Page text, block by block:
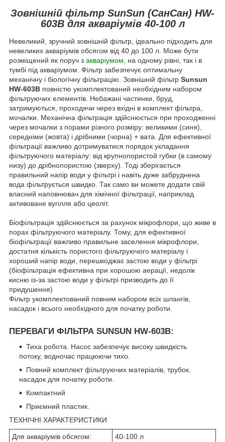
Зовнішній фільтр SunSun (СанСан) HW-
603B для акваріумів 40-100 л
Невеликий, зручний зовнішній фільтр, ідеально підходить для
невеликих акваріумів обсягом від 40 до 100 л. Може бути
розміщений як поруч з акваріумом, на одному рівні, так і в
тумбі під акваріумом. Фільтр забезпечує оптимальну
механічну і біологічну фільтрацію. Зовнішній фільтр Sunsun
HW-603B повністю укомплектований необхідним набором
фільтруючих елементів. Небажані частинки, бруд,
затримуються, проходячи через вхідні в комплект фільтра,
мочалки. Механічна фільтрація здійснюється при проходженні
через мочалки з порами різного розміру: великими (синя),
середніми (жовта) і дрібними (чорна) + вата. Для ефективної
фільтрації важливо дотримуватися порядок укладання
фільтруючого матеріалу: від крупнопористой губки (в самому
низу) до дрібнопористою (зверху). Тоді зберігається
правильний напір води у фільтрі і навіть дуже забруднена
вода фільтрується швидко. Так само ви можете додати свій
власний наповнювач для хімічної фільтрації, наприклад
активоване вугілля або цеоліт.
Біофільтрація здійснюється за рахунок мікрофлори, що живе в
порах фільтруючого матеріалу. Тому, для ефективної
біофільтрації важливо правильне заселення мікрофлори,
достатня кількість пористого фільтруючого матеріалу і
хороший напір води, перешкоджає застою води у фільтрі
(біофільтрація ефективна при хорошою аерації, недолік
кисню із-за застою води у фільтрі призводить до її
придушення)
Фільтр укомплектований повним набором всіх шлангів,
насадок і всього необхідного для початку роботи.
ПЕРЕВАГИ ФІЛЬТРА SUNSUN HW-603B:
Тиха робота. Насос забезпечує високу швидкість
потоку, водночас працюючи тихо.
Повний комплект фільтруючих матеріалів, трубок,
насадок для початку роботи.
Компактний
Приємний пластик.
ТЕХНІЧНІ ХАРАКТЕРИСТИКИ
Для акваріумів обсягом: 40-100 л